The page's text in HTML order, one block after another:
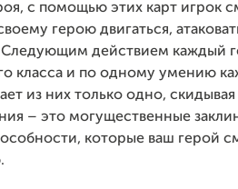
с помощью этих карт игрок
герою двигаться,
Следующим действием каждый
класса и по одному умению
из них только одно,
– это могущественные
которые ваш герой